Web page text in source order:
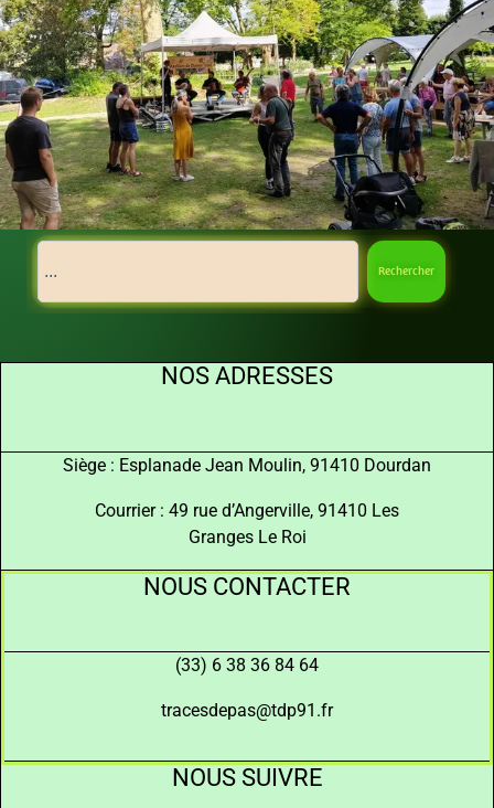
Rechercher
NOS ADRESSES
Siège : Esplanade Jean Moulin, 91410 Dourdan
Courrier : 49 rue d’Angerville, 91410 Les
Granges Le Roi
NOUS CONTACTER
(33) 6 38 36 84 64
tracesdepas@tdp91.fr
NOUS SUIVRE